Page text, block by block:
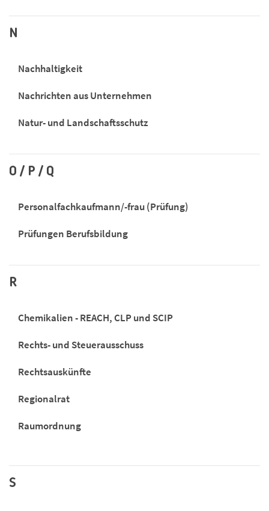
N
Nachhaltigkeit
Nachrichten aus Unternehmen
Natur- und Landschaftsschutz
O / P / Q
Personalfachkaufmann/-frau (Prüfung)
Prüfungen Berufsbildung
R
Chemikalien - REACH, CLP und SCIP
Rechts- und Steuerausschuss
Rechtsauskünfte
Regionalrat
Raumordnung
S